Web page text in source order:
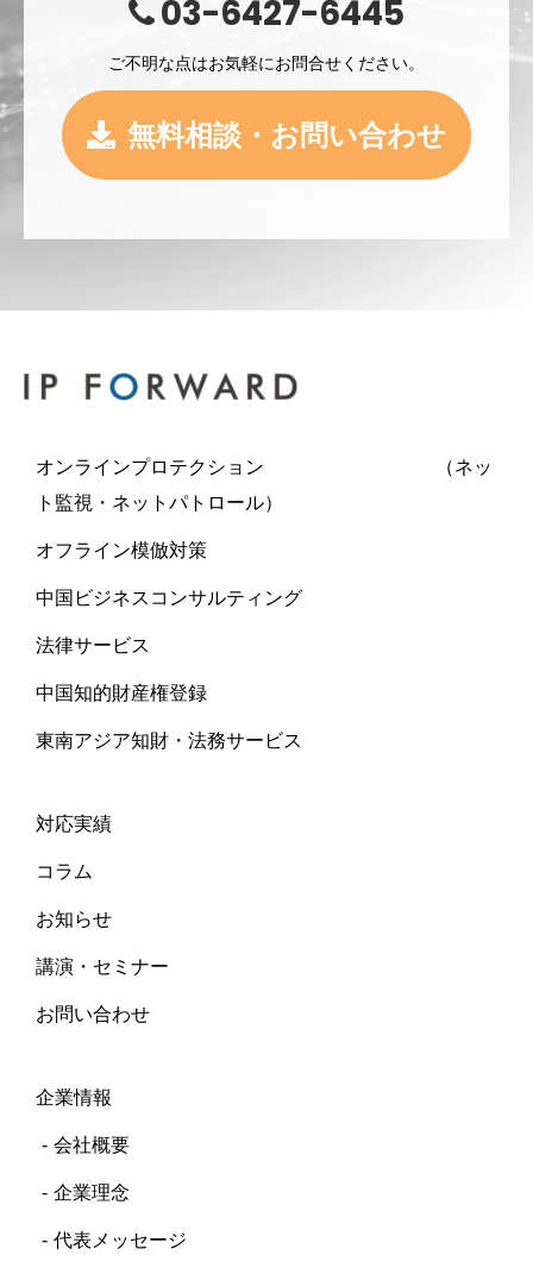
03-6427-6445
ご不明な点はお気軽にお問合せください。
無料相談・お問い合わせ
オンラインプロテクション （ネッ
ト監視・ネットパトロール）
オフライン模倣対策
中国ビジネスコンサルティング
法律サービス
中国知的財産権登録
東南アジア知財・法務サービス
対応実績
コラム
お知らせ
講演・セミナー
お問い合わせ
企業情報
会社概要
企業理念
代表メッセージ